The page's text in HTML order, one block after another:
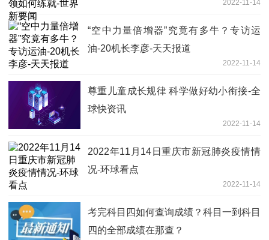
2022-11-14
“空中力量倍增器”究竟有多牛？专访运
油-20机长李彦-天天报道
2022-11-14
尊重儿童成长规律 科学做好幼小衔接-全
球快资讯
2022-11-14
2022年11月14日重庆市新冠肺炎疫情情
况-环球看点
2022-11-14
考完科目四如何查询成绩？科目一到科目
四的全部成绩在那查？